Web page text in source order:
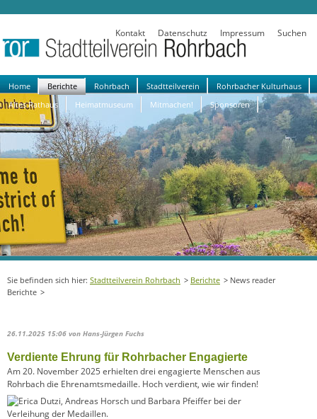
Kontakt Datenschutz Impressum Suchen
Navigation
überspringen
Home Berichte Rohrbach Stadtteilverein
Rohrbacher Kulturhaus
Altes Rathaus
Heimatmuseum Mitmachen! Sponsoren
Stadtteilverein Rohrbach Berichte
News reader
Berichte
26.11.2025 15:06 von Hans-Jürgen Fuchs
Verdiente Ehrung für Rohrbacher Engagierte
Am 20. November 2025 erhielten drei engagierte Menschen aus
Rohrbach die Ehrenamtsmedaille. Hoch verdient, wie wir finden!